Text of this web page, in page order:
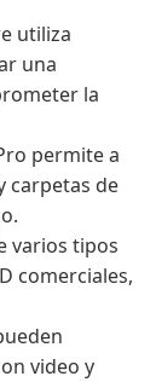
utiliza
una
la
permite a
carpetas de
varios tipos
comerciales,
video y